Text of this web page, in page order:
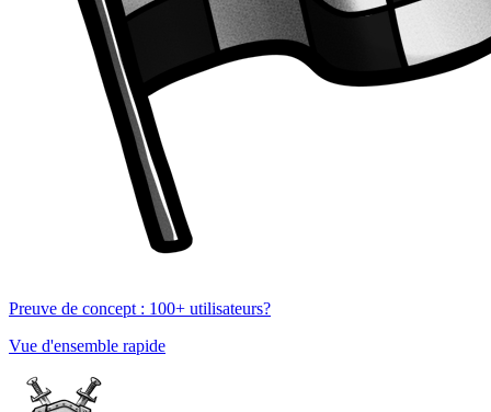
Preuve de concept : 100+ utilisateurs?
Vue d'ensemble rapide